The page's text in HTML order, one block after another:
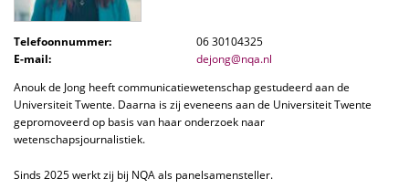
Telefoonnummer:
06 30104325
E-mail:
dejong@nqa.nl
Anouk de Jong heeft communicatiewetenschap gestudeerd aan de
Universiteit Twente. Daarna is zij eveneens aan de Universiteit Twente
gepromoveerd op basis van haar onderzoek naar
wetenschapsjournalistiek.
Sinds 2025 werkt zij bij NQA als panelsamensteller.